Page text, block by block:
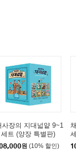
사장의 지대넓얕 9~1
트 (양장 특별판)
원 (10% 할인)